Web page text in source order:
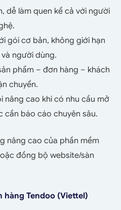
dễ làm quen kể cả với người
gói cơ bản, không giới hạn
người dùng.
phẩm – đơn hàng – khách
chuyển.
nâng cao khi có nhu cầu mở
cần báo cáo chuyên sâu.
nâng cao của phần mềm
đồng bộ website/sàn
hàng Tendoo (Viettel)